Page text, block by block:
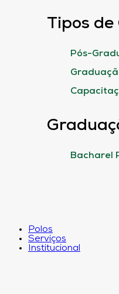
Tipos de
Pós-
Bacharel
Polos
Serviços
Institucional